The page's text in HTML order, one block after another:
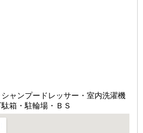
ャンプードレッサー・室内洗濯機
箱・駐輪場・ＢＳ